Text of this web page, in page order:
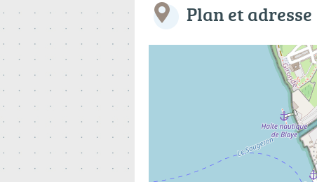
Plan et adresse